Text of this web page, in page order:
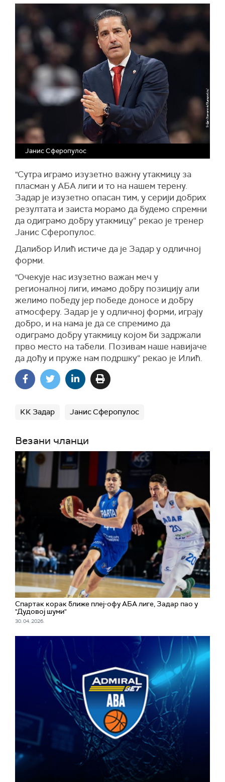
Јанис Сферопулос
"Сутра играмо изузетно важну утакмицу за
пласман у АБА лиги и то на нашем терену.
Задар је изузетно опасан тим, у серији добрих
резултата и заиста морамо да будемо спремни
да одиграмо добру утакмицу“ рекао је тренер
Јанис Сферопулос.
Далибор Илић истиче да је Задар у одличној
форми.
"Очекује нас изузетно важан меч у
регионалној лиги, имамо добру позицију али
желимо победу јер победе доносе и добру
атмосферу. Задар је у одличној форми, играју
добро, и на нама је да се спремимо да
одиграмо добру утакмицу којом би задржали
прво место на табели. Позивам наше навијаче
да дођу и пруже нам подршку“ рекао је Илић.
КК Задар Јанис Сферопулос
Везани чланци
Спартак корак ближе плеј-офу АБА лиге, Задар пао у
"Дудовој шуми"
30. 04. 2026.